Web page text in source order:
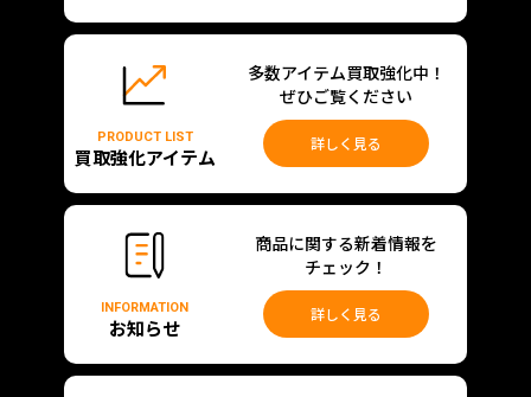
PRODUCT LIST
買取強化アイテム
多数アイテム買取強化中！
ぜひご覧ください
詳しく見る
INFORMATION
お知らせ
商品に関する新着情報を
チェック！
詳しく見る